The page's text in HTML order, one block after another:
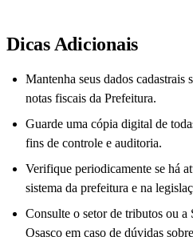
Dicas Adicionais
Mantenha seus dados cadastrais
notas fiscais da Prefeitura.
Guarde uma cópia digital de
fins de controle e auditoria.
Verifique periodicamente se há
sistema da prefeitura e na
Consulte o setor de tributos ou a
Osasco em caso de dúvidas